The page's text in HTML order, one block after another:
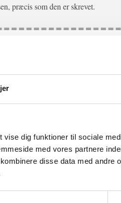
dig funktioner til sociale
med vores partnere
disse data med andre
præcis som den er skrevet.
– sådan! 👍
man leder efter?
søgning
søgning 🤓
kan du opsætte flere søgekriterier